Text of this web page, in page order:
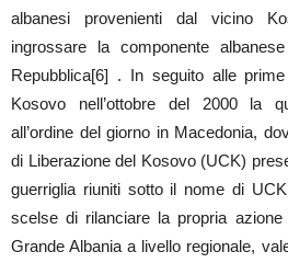
albanesi provenienti dal vicino
ingrossare la componente
Repubblica[6] . In seguito alle
Kosovo nell’ottobre del 2000 la
all’ordine del giorno in Macedonia,
di Liberazione del Kosovo (UCK)
guerriglia riuniti sotto il nome di
scelse di rilanciare la propria
Grande Albania a livello regionale,